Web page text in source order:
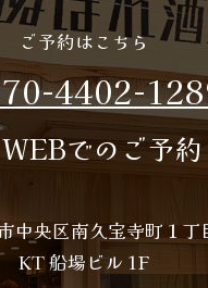
ご予約はこちら
4402-
WEBでのご予約
中央区南久宝寺町１丁
KT 船場ビル 1F